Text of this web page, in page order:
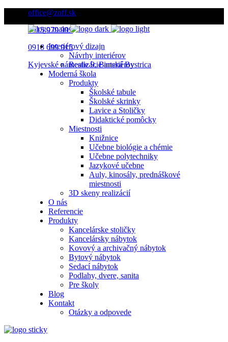
office@zoff.sk
0915 979 999
0918 699 915
Kyjevské námestie 9, Banská Bystrica
Interiérový dizajn
Návrhy interiérov
Realizácie interiérov
Moderná škola
Produkty
Školské tabule
Školské skrinky
Lavice a Stoličky
Didaktické pomôcky
Miestnosti
Knižnice
Učebne biológie a chémie
Učebne polytechniky
Jazykové učebne
Auly, kinosály, prednáškové
miestnosti
3D skeny realizácií
O nás
Referencie
Produkty
Kancelárske stoličky
Kancelársky nábytok
Kovový a archivačný nábytok
Bytový nábytok
Sedací nábytok
Podlahy, dvere, sanita
Pre školy
Blog
Kontakt
Otázky a odpovede